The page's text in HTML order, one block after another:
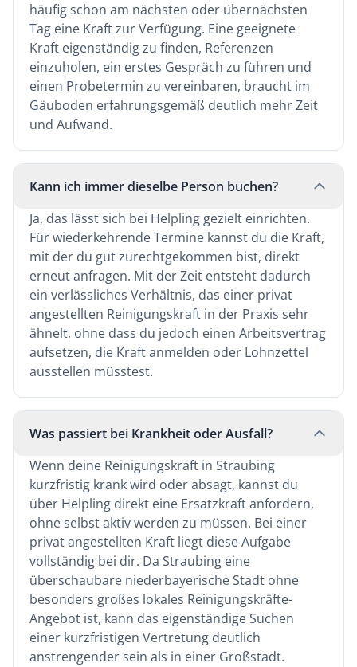
häufig schon am nächsten oder übernächsten
Tag eine Kraft zur Verfügung. Eine geeignete
Kraft eigenständig zu finden, Referenzen
einzuholen, ein erstes Gespräch zu führen und
einen Probetermin zu vereinbaren, braucht im
Gäuboden erfahrungsgemäß deutlich mehr Zeit
und Aufwand.
Kann ich immer dieselbe Person buchen?
Ja, das lässt sich bei Helpling gezielt einrichten.
Für wiederkehrende Termine kannst du die Kraft,
mit der du gut zurechtgekommen bist, direkt
erneut anfragen. Mit der Zeit entsteht dadurch
ein verlässliches Verhältnis, das einer privat
angestellten Reinigungskraft in der Praxis sehr
ähnelt, ohne dass du jedoch einen Arbeitsvertrag
aufsetzen, die Kraft anmelden oder Lohnzettel
ausstellen müsstest.
Was passiert bei Krankheit oder Ausfall?
Wenn deine Reinigungskraft in Straubing
kurzfristig krank wird oder absagt, kannst du
über Helpling direkt eine Ersatzkraft anfordern,
ohne selbst aktiv werden zu müssen. Bei einer
privat angestellten Kraft liegt diese Aufgabe
vollständig bei dir. Da Straubing eine
überschaubare niederbayerische Stadt ohne
besonders großes lokales Reinigungskräfte-
Angebot ist, kann das eigenständige Suchen
einer kurzfristigen Vertretung deutlich
anstrengender sein als in einer Großstadt.